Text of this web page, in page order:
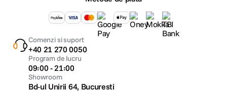
Comenzi si suport
+40 21 270 0050
Program de lucru
09:00 - 21:00
Showroom
Bd-ul Unirii 64, Bucuresti